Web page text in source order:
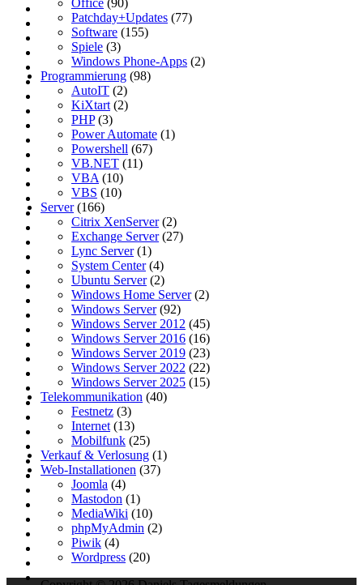
Office (90)
Patchday+Updates (77)
Software (155)
Spiele (3)
Windows Phone-Apps (2)
Programmierung (98)
AutoIT (2)
KiXtart(2)
PHP(3)
Power Automate (1)
Powershell (67)
VB.NET (11)
VBA(10)
VBS (10)
Server(166)
Citrix XenServer(2)
Exchange Server(27)
Lync Server(1)
System Center(4)
Ubuntu Server(2)
Windows Home Server(2)
Windows Server(92)
Windows Server 2012 (45)
Windows Server 2016 (16)
Windows Server 2019 (23)
Windows Server 2022 (22)
Windows Server 2025 (15)
Telekommunikation (40)
Festnetz (3)
Internet(13)
Mobilfunk (25)
Verkauf & Verlosung (1)
Web-Installationen (37)
Joomla (4)
Mastodon (1)
MediaWiki (10)
phpMyAdmin (2)
Piwik (4)
Wordpress (20)